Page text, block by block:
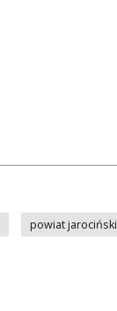
powiat jarociński